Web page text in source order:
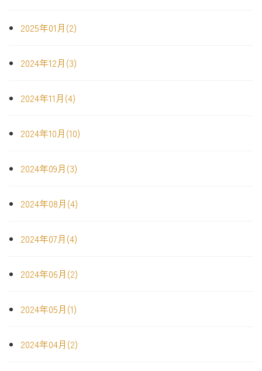
2025年01月(2)
2024年12月(3)
2024年11月(4)
2024年10月(10)
2024年09月(3)
2024年08月(4)
2024年07月(4)
2024年06月(2)
2024年05月(1)
2024年04月(2)